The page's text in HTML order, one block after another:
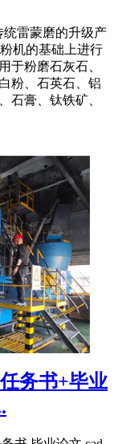
雷蒙磨的升级产
机的基础上进行
于粉磨石灰石、
粉、石英石、铝
石膏、钛铁矿、
务书+毕业